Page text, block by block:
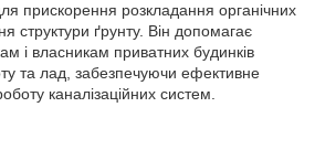
прискорення розкладання органічних
структури ґрунту. Він допомагає
і власникам приватних будинків
та лад, забезпечуючи ефективне
каналізаційних систем.